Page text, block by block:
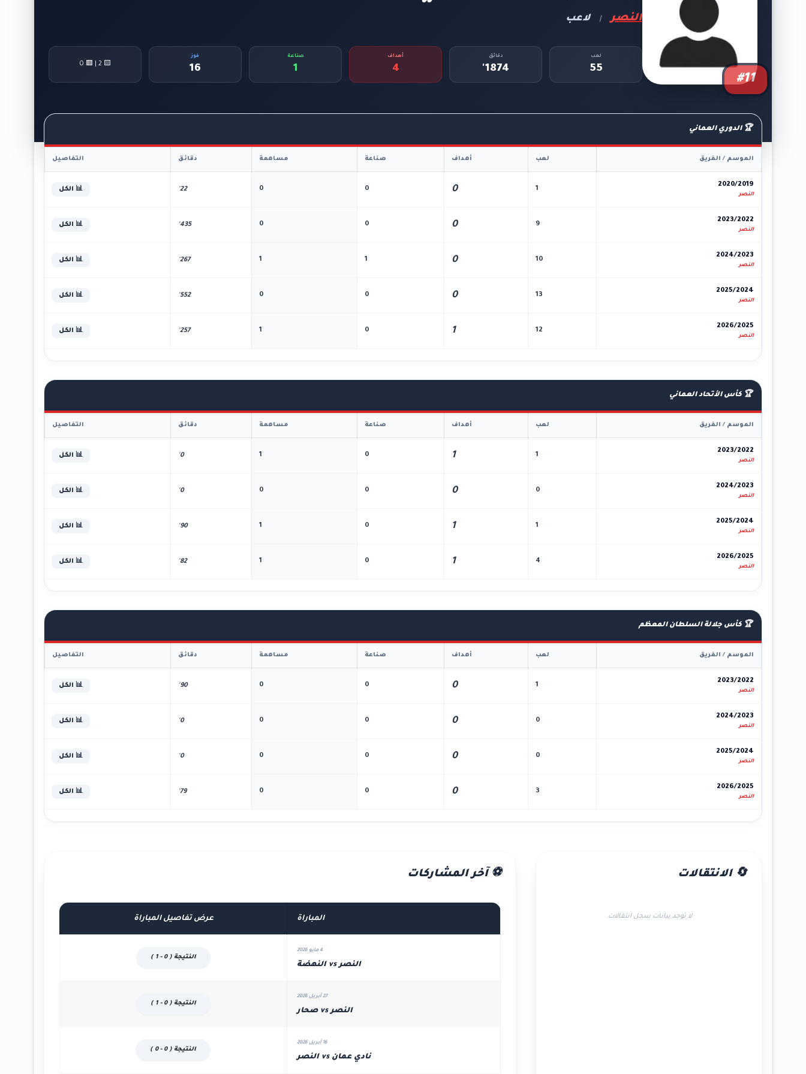
#11
النصر | لاعب
لعب
55
دقائق
1874'
أهداف
4
صناعة
1
فوز
16
🟨 2 | 🟥 0
🏆 الدوري العماني
الموسم / الفريق لعب أهداف صناعة مساهمة دقائق التفاصيل
2020/2019
النصر
1
0
0
0
22' 📊 الكل
2023/2022
النصر
9
0
0
0
435' 📊 الكل
2024/2023
النصر
10
0
1
1
267' 📊 الكل
2025/2024
النصر
13
0
0
0
552' 📊 الكل
2026/2025
النصر
12
1
0
1
257' 📊 الكل
🏆 كأس الأتحاد العماني
الموسم / الفريق لعب أهداف صناعة مساهمة دقائق التفاصيل
2023/2022
النصر
1
1
0
1
0' 📊 الكل
2024/2023
النصر
0
0
0
0
0' 📊 الكل
2025/2024
النصر
1
1
0
1
90' 📊 الكل
2026/2025
النصر
4
1
0
1
82' 📊 الكل
🏆 كأس جلالة السلطان المعظم
الموسم / الفريق لعب أهداف صناعة مساهمة دقائق التفاصيل
2023/2022
النصر
1
0
0
0
90' 📊 الكل
2024/2023
النصر
0
0
0
0
0' 📊 الكل
2025/2024
النصر
0
0
0
0
0' 📊 الكل
2026/2025
النصر
3
0
0
0
79' 📊 الكل
🔄 الانتقالات
لا توجد بيانات سجل انتقالات.
⚽ آخر المشاركات
المباراة عرض تفاصيل المباراة
4 مايو 2026
النصر vs النهضة
النتيجة ( 0 - 1 )
27 أبريل 2026
النصر vs صحار
النتيجة ( 0 - 1 )
16 أبريل 2026
نادي عمان vs النصر
النتيجة ( 0 - 0 )